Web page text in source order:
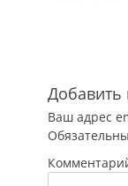
власти,
право
охрану.
внесены
Добавить
Ваш адрес